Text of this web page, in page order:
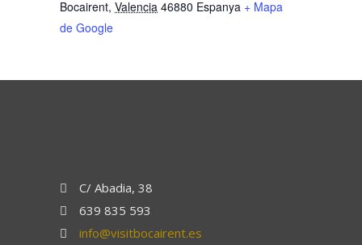
Bocairent, Valencia 46880 Espanya + Mapa
de Google
C/ Abadia, 38
639 835 593
info@visitbocairent.es